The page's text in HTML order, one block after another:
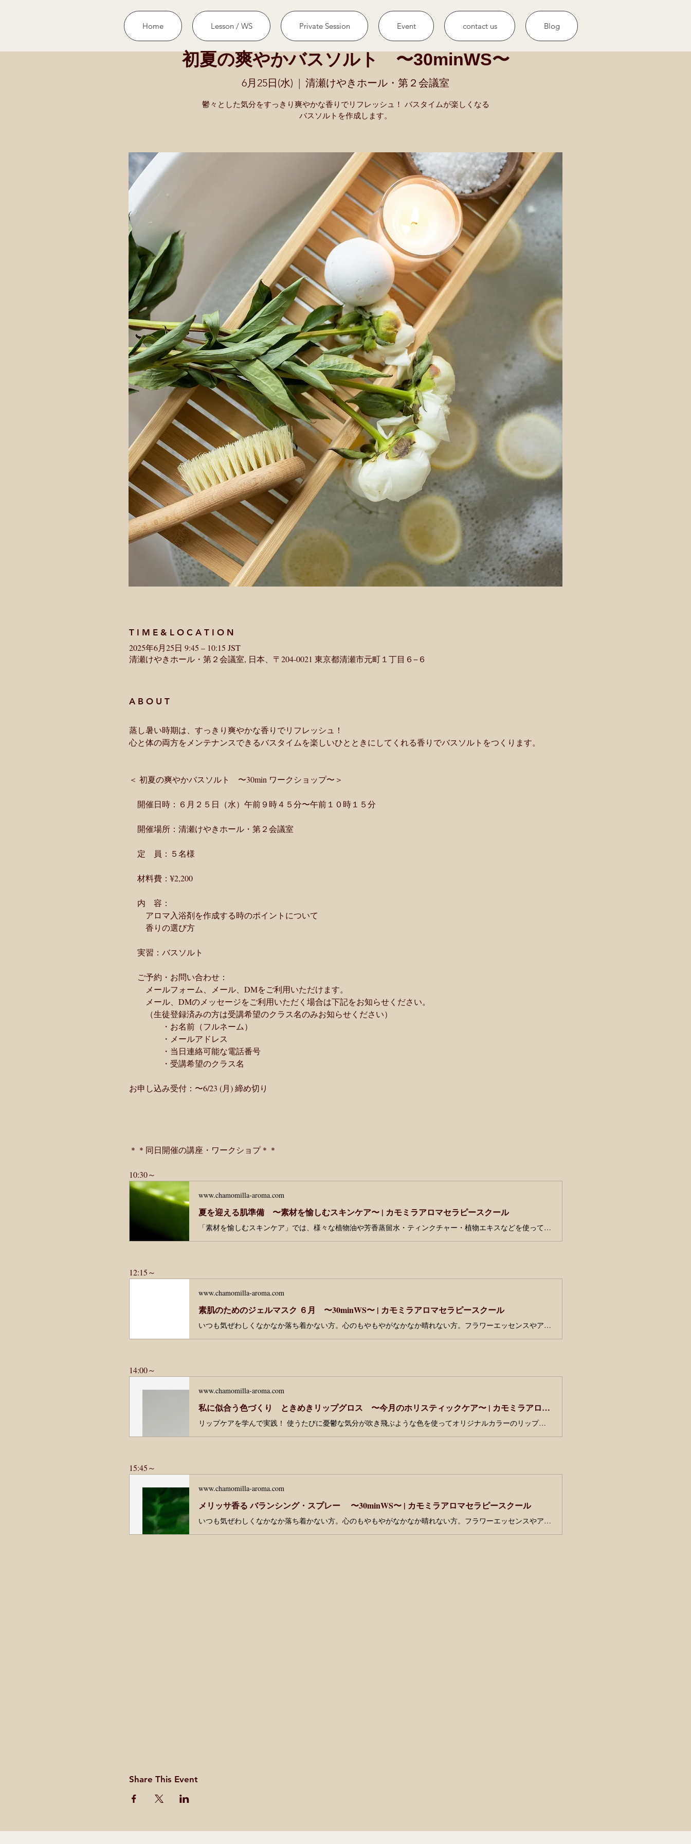
Home Lesson / WS Private Session Event contact us Blog
初夏の爽やかバスソルト 〜30minWS〜
6月25日(水)
  |
清瀬けやきホール・第２会議室
鬱々とした気分をすっきり爽やかな香りでリフレッシュ！ バスタイムが楽しくなる
バスソルトを作成します。
T I M E & L O C A T I O N
2025年6月25日 9:45 – 10:15 JST
清瀬けやきホール・第２会議室, 日本、〒204-0021 東京都清瀬市元町１丁目６−６
A B O U T
蒸し暑い時期は、すっきり爽やかな香りでリフレッシュ！
心と体の両方をメンテナンスできるバスタイムを楽しいひとときにしてくれる香りでバスソルトをつくります。
＜ 初夏の爽やかバスソルト　〜30min ワークショップ〜＞
開催日時：６月２５日（水）午前９時４５分〜午前１０時１５分
開催場所：清瀬けやきホール・第２会議室
定　員：５名様
材料費：¥2,200
内　容：
アロマ入浴剤を作成する時のポイントについて
香りの選び方
実習：バスソルト
ご予約・お問い合わせ：
メールフォーム、メール、DMをご利用いただけます。
メール、DMのメッセージをご利用いただく場合は下記をお知らせください。
（生徒登録済みの方は受講希望のクラス名のみお知らせください）
・お名前（フルネーム）
・メールアドレス
・当日連絡可能な電話番号
・受講希望のクラス名
お申し込み受付：〜6/23 (月) 締め切り
＊＊同日開催の講座・ワークショプ＊＊
10:30～
www.chamomilla-aroma.com
夏を迎える肌準備 〜素材を愉しむスキンケア〜 | カモミラアロマセラピースクール
「素材を愉しむスキンケア」では、様々な植物油や芳香蒸留水・ティンクチャー・植物エキスなどを使ってその時季に合わせたスキンケアアイテムづくりをご紹介しています。自然素材を使ったスキンケアを実践してみたい方、色々な素材を知って試してみたい方に。
12:15～
www.chamomilla-aroma.com
素肌のためのジェルマスク ６月 〜30minWS〜 | カモミラアロマセラピースクール
いつも気ぜわしくなかなか落ち着かない方。心のもやもやがなかなか晴れない方。フラワーエッセンスやアロマセラピーで心を整えて穏やかな時間を過ごしてみませんか？
14:00～
www.chamomilla-aroma.com
私に似合う色づくり ときめきリップグロス 〜今月のホリスティックケア〜 | カモミラアロマセラピースクール
リップケアを学んで実践！ 使うたびに憂鬱な気分が吹き飛ぶような色を使ってオリジナルカラーのリップグロスを作成します。リップバームのお土産つき。
15:45～
www.chamomilla-aroma.com
メリッサ香る バランシング・スプレー 〜30minWS〜 | カモミラアロマセラピースクール
いつも気ぜわしくなかなか落ち着かない方。心のもやもやがなかなか晴れない方。フラワーエッセンスやアロマセラピーで心を整えて穏やかな時間を過ごしてみませんか？
Share This Event